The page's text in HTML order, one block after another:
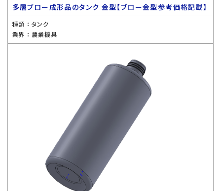
多層ブロー成形品のタンク 金型【ブロー金型参考価格記載】
種類 ： タンク
業界 ： 農業機具